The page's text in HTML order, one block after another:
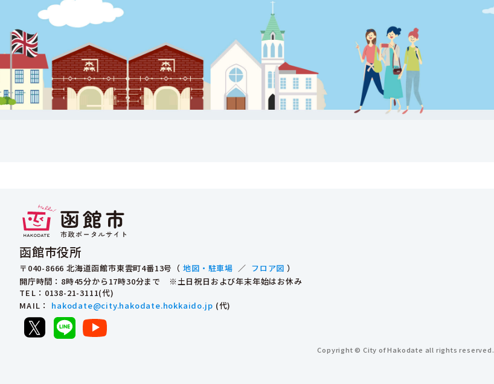
函館市役所
〒040-8666 北海道函館市東雲町4番13号（ 地図・駐車場 ／ フロア図 ）
開庁時間：8時45分から17時30分まで ※土日祝日および年末年始はお休み
TEL ：0138-21-3111(代)
MAIL ： hakodate@city.hakodate.hokkaido.jp (代)
Copyright © City of Hakodate all rights reserved.